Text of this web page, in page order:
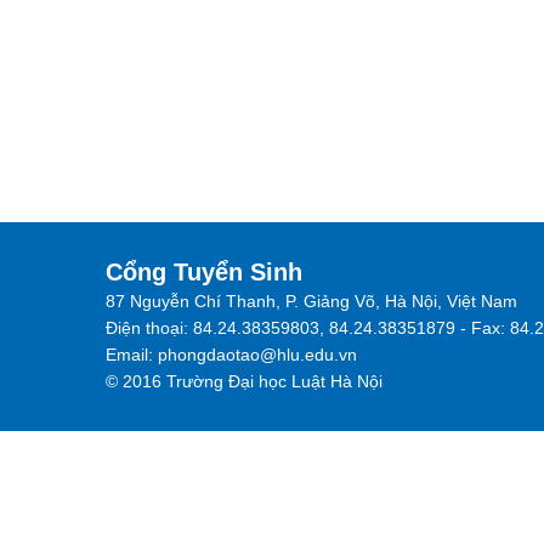
Cổng Tuyển Sinh
87 Nguyễn Chí Thanh, P. Giảng Võ, Hà Nội, Việt Nam
Điện thoại: 84.24.38359803, 84.24.38351879 - Fax:
Email: phongdaotao@hlu.edu.vn
© 2016 Trường Đại học Luật Hà Nội